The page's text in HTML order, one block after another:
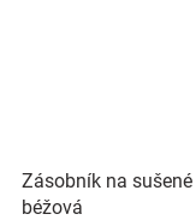
Zásobník na
béžová